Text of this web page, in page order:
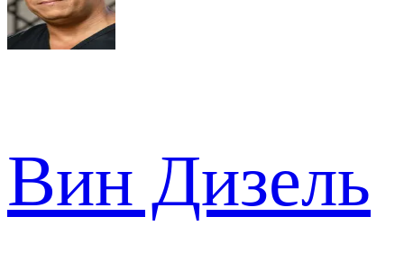
Вин Дизель